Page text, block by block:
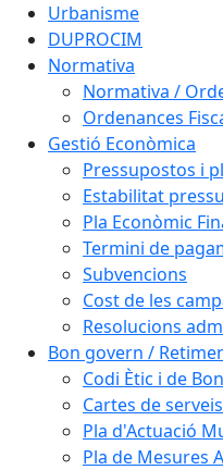
Urbanisme
DUPROCIM
Normativa
Normativa /
Ordenances
Gestió Econòmica
Pressupostos i
Estabilitat
Pla Econòmic
Termini de
Subvencions
Cost de les
Resolucions
Bon govern /
Codi Ètic i de
Cartes de serveis
Pla d'Actuació
Pla de Mesures